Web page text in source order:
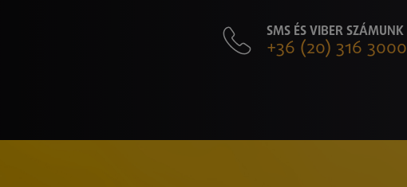
SMS ÉS VIBER SZÁMUNK
+36 (20) 316 3000